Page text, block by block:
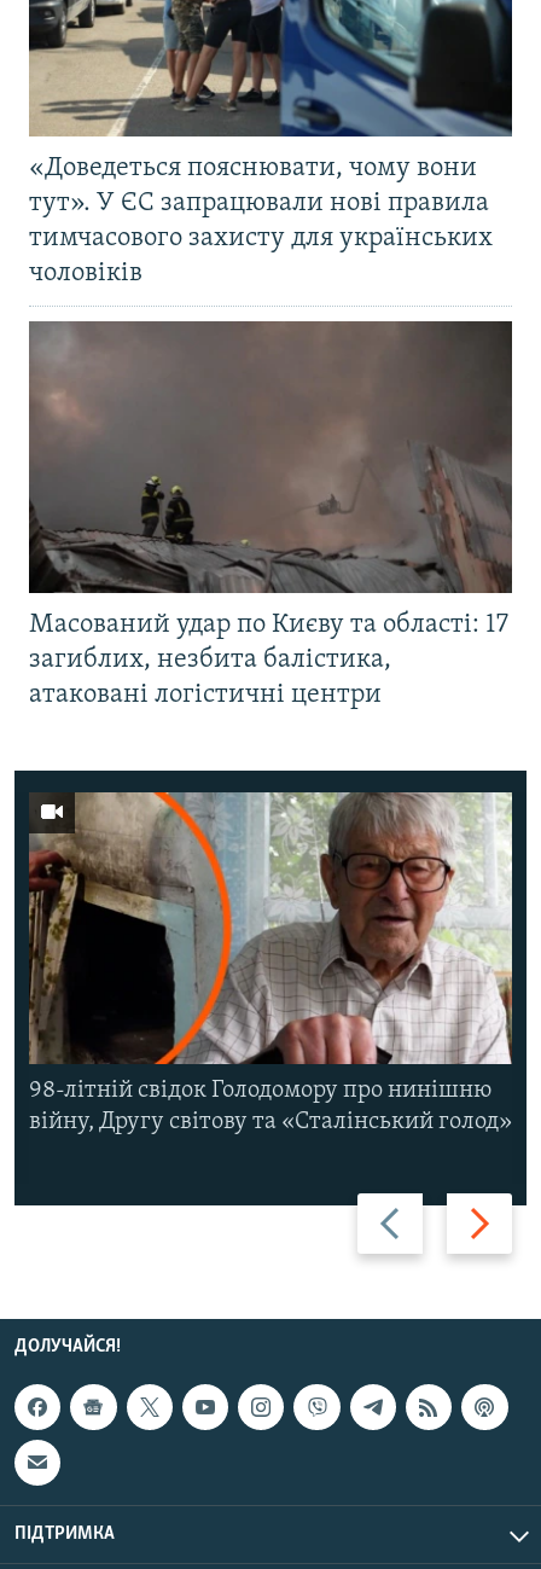
«Доведеться пояснювати, чому вони
тут». У ЄС запрацювали нові правила
тимчасового захисту для українських
чоловіків
Масований удар по Києву та області: 17
загиблих, незбита балістика,
атаковані логістичні центри
Назад Вперед
98-літній свідок Голодомору про нинішню
війну, Другу світову та «Сталінський голод»
ДОЛУЧАЙСЯ!
ПІДТРИМКА